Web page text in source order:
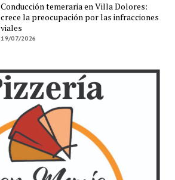
Conducción temeraria en Villa Dolores:
crece la preocupación por las infracciones
viales
19/07/2026